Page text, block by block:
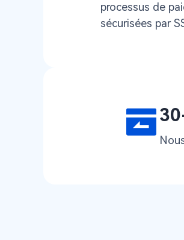
processus de
sécurisées par